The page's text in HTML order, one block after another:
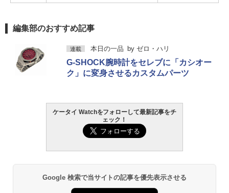
編集部のおすすめ記事
連載 本日の一品 by ゼロ・ハリ
G-SHOCK腕時計をセレブに「カシオー
ク」に変身させるカスタムパーツ
ケータイ Watchをフォローして最新記事をチ
ェック！
Google 検索で当サイトの記事を優先表示させる